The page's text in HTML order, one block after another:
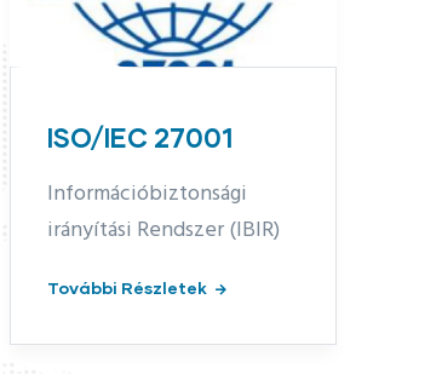
Munkahelyi
Egészségvédelem és
Rendszer (MEBIR)
További Részletek